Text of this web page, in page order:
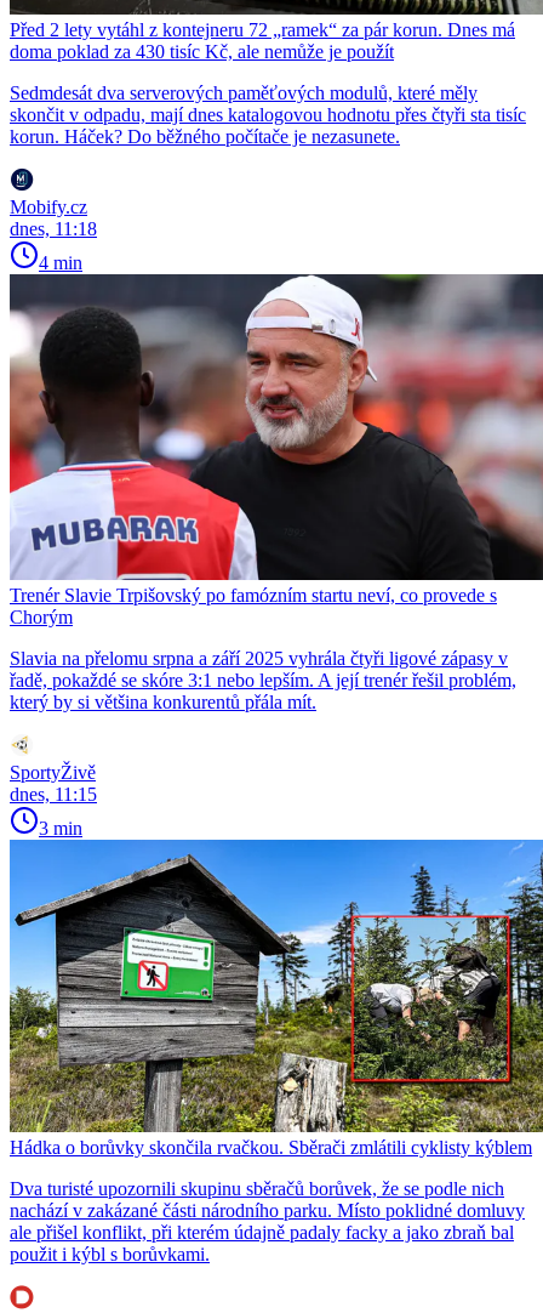
Před 2 lety vytáhl z kontejneru 72 „ramek“ za pár korun. Dnes má
doma poklad za 430 tisíc Kč, ale nemůže je použít
Sedmdesát dva serverových paměťových modulů, které měly
skončit v odpadu, mají dnes katalogovou hodnotu přes čtyři sta tisíc
korun. Háček? Do běžného počítače je nezasunete.
Mobify.cz
dnes, 11:18
4 min
Trenér Slavie Trpišovský po famózním startu neví, co provede s
Chorým
Slavia na přelomu srpna a září 2025 vyhrála čtyři ligové zápasy v
řadě, pokaždé se skóre 3:1 nebo lepším. A její trenér řešil problém,
který by si většina konkurentů přála mít.
SportyŽivě
dnes, 11:15
3 min
Hádka o borůvky skončila rvačkou. Sběrači zmlátili cyklisty kýblem
Dva turisté upozornili skupinu sběračů borůvek, že se podle nich
nachází v zakázané části národního parku. Místo poklidné domluvy
ale přišel konflikt, při kterém údajně padaly facky a jako zbraň bal
použit i kýbl s borůvkami.